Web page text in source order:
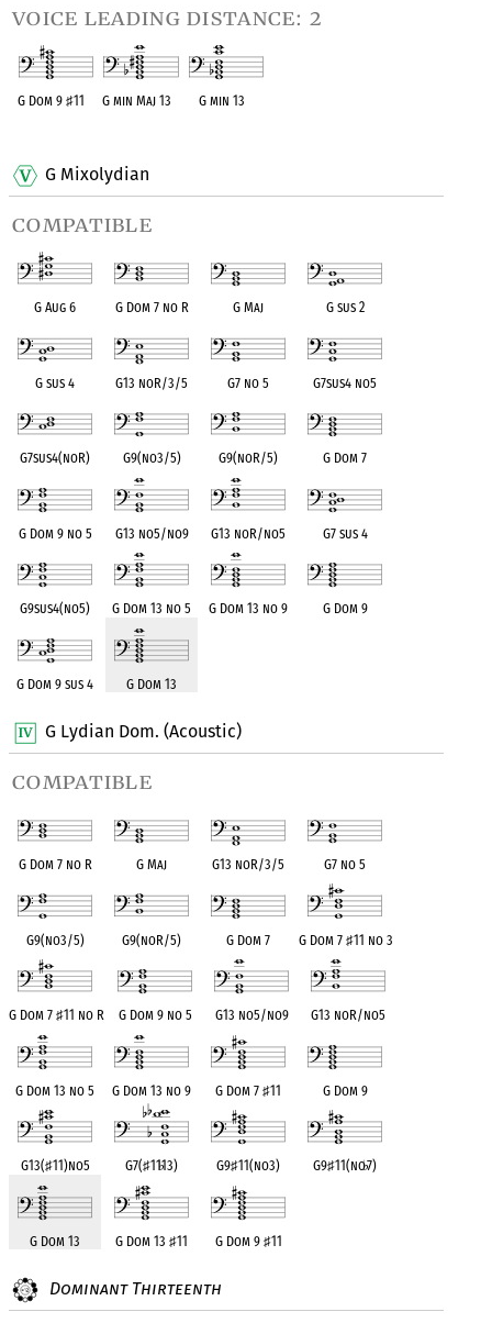
G Mixolydian
compatible
G Aug 6 G Dom 7 no R G Maj G sus 2
G sus 4 G13 noR/3/5 G7 no 5 G7sus4 no5
G7sus4(noR) G9(no3/5) G9(noR/5) G Dom 7
G Dom 9 no 5 G13 no5/no9 G13 noR/no5 G7 sus 4
G9sus4(no5) G Dom 13 no 5 G Dom 13 no 9 G Dom 9
G Dom 9 sus 4 G Dom 13
G Lydian Dom. (Acoustic)
compatible
G Dom 7 no R G Maj G13 noR/3/5 G7 no 5
G9(no3/5) G9(noR/5) G Dom 7 G Dom 7♯11 no 3
G Dom 7 ♯11 no R G Dom 9 no 5 G13 no5/no9 G13 noR/no5
G Dom 13 no 5 G Dom 13 no 9 G Dom 7♯11 G Dom 9
G13(♯11)no5 G7(♯11♭13) G9♯11(no3) G9♯11(no♭7)
G Dom 13 G Dom 13♯11 G Dom 9 ♯11
Dominant Thirteenth
voice leading distance: 2
G Dom 9♯11 G min Maj 13 G min 13